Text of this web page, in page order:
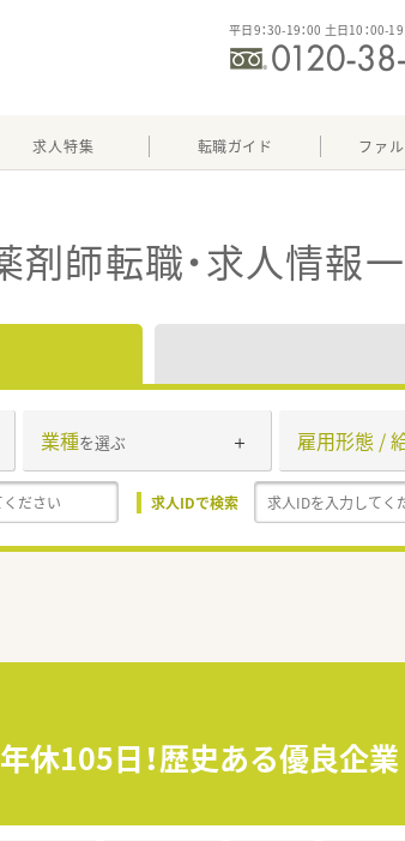
平日9：30-19：00 土日10：00-19
求人特集 転職ガイド ファ
剤師転職・求人情報
業種を選ぶ 雇用形態 /
求人IDで検索
休105日！歴史ある優良企